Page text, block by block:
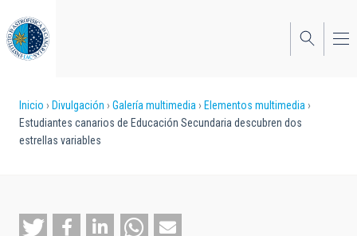
al
contenido
principal
Sobrescribir
enlaces
a
Inicio Divulgación Galería multimedia
Elementos multimedia
Estudiantes canarios de Educación Secundaria descubren dos
estrellas variables